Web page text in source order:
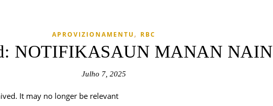
APROVIZIONAMENTU , RBC
NOTIFIKASAUN MANAN NAIN
Julho 7, 2025
It may no longer be relevant